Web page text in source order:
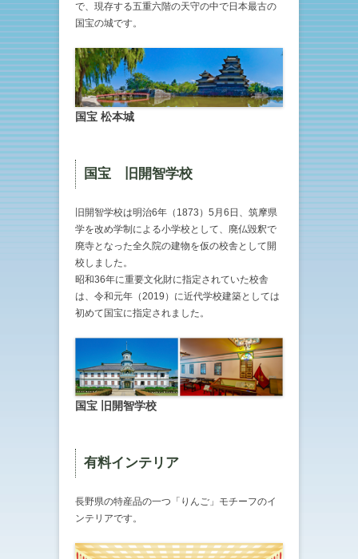
で、現存する五重六階の天守の中で日本最古の
国宝の城です。
国宝 松本城
国宝 旧開智学校
旧開智学校は明治6年（1873）5月6日、筑摩県
学を改め学制による小学校として、廃仏毀釈で
廃寺となった全久院の建物を仮の校舎として開
校しました。
昭和36年に重要文化財に指定されていた校舎
は、令和元年（2019）に近代学校建築としては
初めて国宝に指定されました。
国宝 旧開智学校
有料インテリア
長野県の特産品の一つ「りんご」モチーフのイ
ンテリアです。